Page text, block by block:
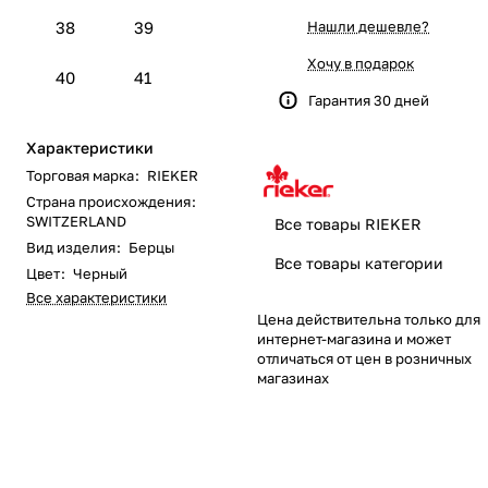
38 39
40 41
Характеристики
Торговая марка: RIEKER
Страна происхождения:
SWITZERLAND
Вид изделия: Берцы
Цвет: Черный
Все характеристики
Нашли дешевле?
Хочу в подарок
Гарантия 30 дней
Все товары RIEKER
Все товары категории
Цена действительна только для
интернет-магазина и может
отличаться от цен в розничных
магазинах